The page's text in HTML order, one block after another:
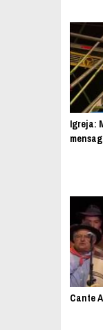
Igreja:
Cante